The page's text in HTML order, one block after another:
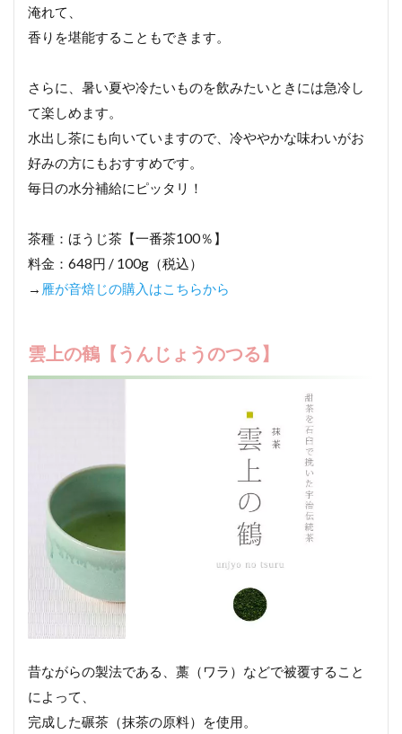
淹れて、
香りを堪能することもできます。
さらに、暑い夏や冷たいものを飲みたいときには急冷し
て楽しめます。
水出し茶にも向いていますので、冷ややかな味わいがお
好みの方にもおすすめです。
毎日の水分補給にピッタリ！
茶種：ほうじ茶【一番茶100％】
料金：648円 / 100g（税込）
→ 雁が音焙じの購入はこちらから
雲上の鶴【うんじょうのつる】
昔ながらの製法である、藁（ワラ）などで被覆すること
によって、
完成した碾茶（抹茶の原料）を使用。